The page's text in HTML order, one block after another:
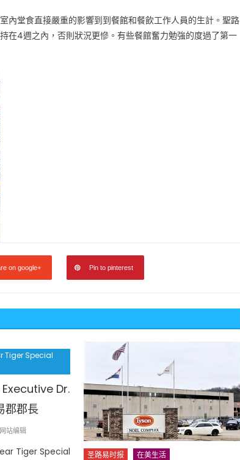
內堂食直接嚴重的影響到到餐館和餐飲工作人員的生計。聖路
在4週之內，否則狀況更慘。有些餐館奮力勉強的度過了第一
on google+ Pin to pinterest
Tiger Special
Dr.
郡郡長
Author
网站编辑
Tiger Special 圣路易时报 在美生活